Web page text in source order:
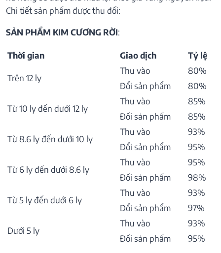
Chi tiết sản phẩm được thu đổi:
SẢN PHẨM KIM CƯƠNG RỜI:
Thời gian Giao dịch Tỷ lệ
Trên 12 ly
Thu vào
80%
Đổi sản phẩm
80%
Từ 10 ly đến dưới 12 ly
Thu vào
85%
Đổi sản phẩm
85%
Từ 8.6 ly đến dưới 10 ly
Thu vào
93%
Đổi sản phẩm
95%
Từ 6 ly đến dưới 8.6 ly
Thu vào
95%
Đổi sản phẩm
98%
Từ 5 ly đến dưới 6 ly
Thu vào
93%
Đổi sản phẩm
97%
Dưới 5 ly
Thu vào
93%
Đổi sản phẩm
95%